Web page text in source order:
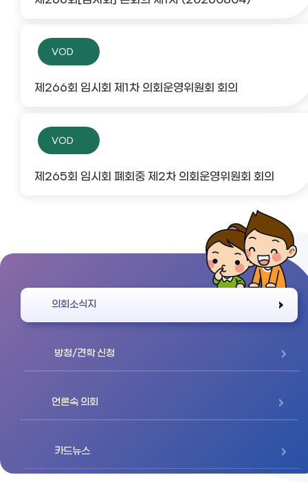
VOD
제266회 임시회 제1차 의회운영위원회 회의
VOD
제265회 임시회 폐회중 제2차 의회운영위원회 회의
의회소식지
방청/견학 신청
언론속 의회
카드뉴스